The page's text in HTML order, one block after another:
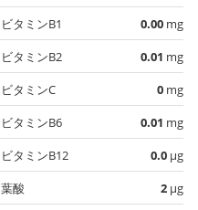
ビタミンB1
0.00 mg
ビタミンB2
0.01 mg
ビタミンC
0 mg
ビタミンB6
0.01 mg
ビタミンB12
0.0 µg
葉酸
2 µg